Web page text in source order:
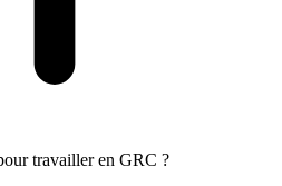
travailler en GRC ?